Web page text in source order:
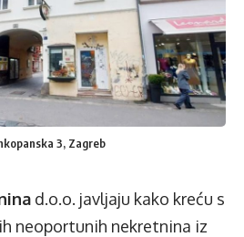
3, Zagreb
d.o.o. javljaju kako kreću s
neoportunih nekretnina iz